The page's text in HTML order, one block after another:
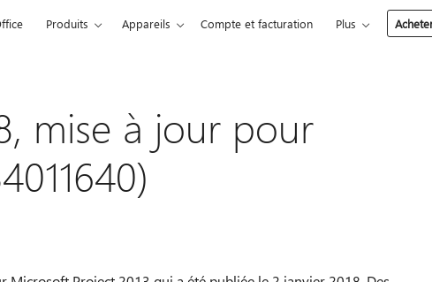
Produits Appareils Compte et facturation Plus
mise à jour pour